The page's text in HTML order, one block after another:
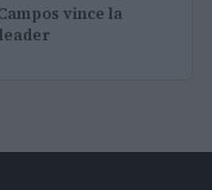
vince la